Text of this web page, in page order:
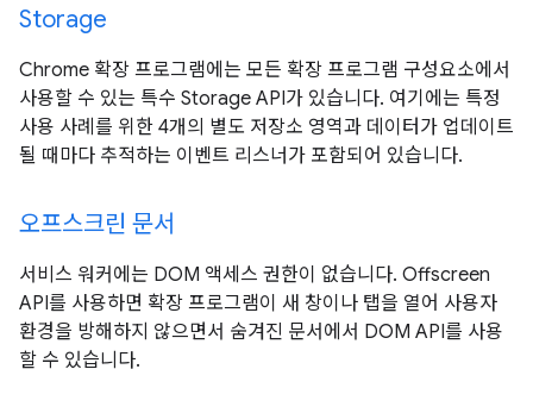
Storage
Chrome 확장 프로그램에는 모든 확장 프로그램 구성요소에서
사용할 수 있는 특수 Storage API가 있습니다. 여기에는 특정
사용 사례를 위한 4개의 별도 저장소 영역과 데이터가 업데이트
될 때마다 추적하는 이벤트 리스너가 포함되어 있습니다.
오프스크린 문서
서비스 워커에는 DOM 액세스 권한이 없습니다. Offscreen
API를 사용하면 확장 프로그램이 새 창이나 탭을 열어 사용자
환경을 방해하지 않으면서 숨겨진 문서에서 DOM API를 사용
할 수 있습니다.